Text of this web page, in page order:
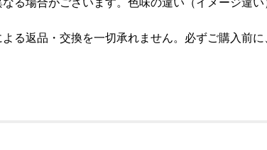
る返品・交換を一切承れません。必ずご購入前に